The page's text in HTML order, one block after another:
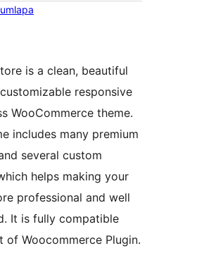
is a clean, beautiful
responsive
WooCommerce theme.
includes many premium
several custom
helps making your
professional and well
It is fully compatible
of Woocommerce Plugin.